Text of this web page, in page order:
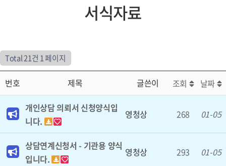
서식자료
Total 21건 1 페이지
번호 제목 글쓴이 조회
날짜
개인상담 의뢰서 신청양식입
니다.
영청상 268 01-05
상담연계신청서 - 기관용 양식
입니다.
영청상 293 01-05